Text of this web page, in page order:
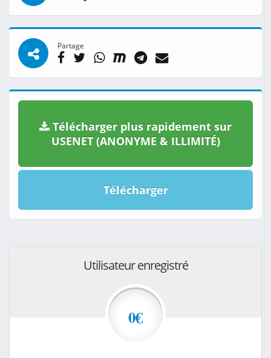
Partage
Télécharger plus rapidement sur
USENET (ANONYME & ILLIMITÉ)
Télécharger
Utilisateur enregistré
0€